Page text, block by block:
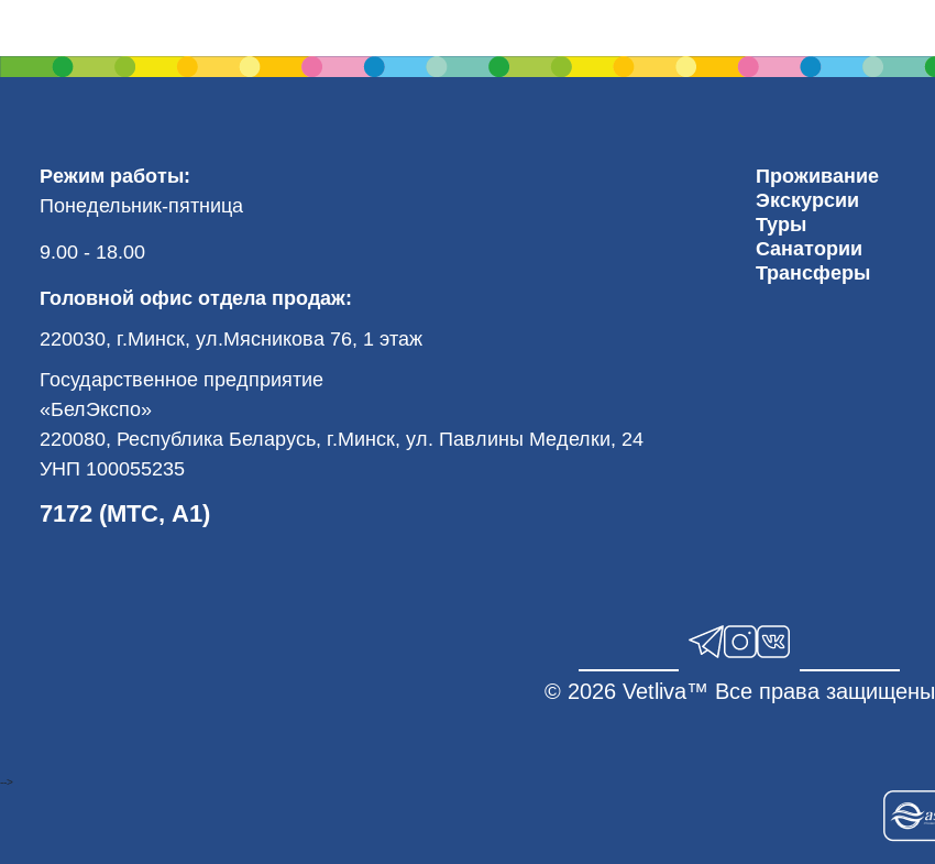
Режим работы:
Понедельник-пятница
9.00 - 18.00
Головной офис отдела продаж:
220030, г.Минск, ул.Мясникова 76, 1 этаж
Государственное предприятие
«БелЭкспо»
220080, Республика Беларусь, г.Минск, ул. Павлины Меделки, 24
УНП 100055235
7172 (МТС, А1)
Проживание
Экскурсии
Туры
Санатории
Трансферы
© 2026 Vetliva™ Все права защищены
-->